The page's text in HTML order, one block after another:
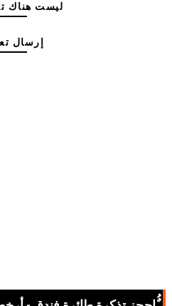
ليست هناك
إرسال